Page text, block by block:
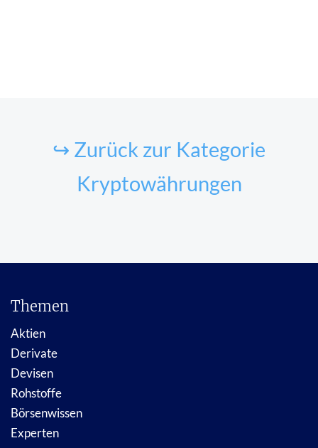
↪ Zurück zur Kategorie
Kryptowährungen
Themen
Aktien
Derivate
Devisen
Rohstoffe
Börsenwissen
Experten